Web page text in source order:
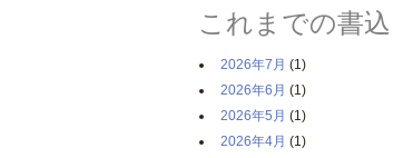
これまでの書込
2026年7月 (1)
2026年6月 (1)
2026年5月 (1)
2026年4月 (1)